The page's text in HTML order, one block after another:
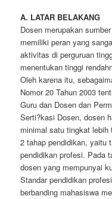
A. LATAR BELAKANG
Dosen merupakan
memiliki peran yang
aktivitas di perguruan
menentukan tinggi
Oleh karena itu,
Nomor 20 Tahun 2003
Guru dan Dosen dan
Serti?kasi Dosen, dosen
minimal satu tingkat lebih
2 tahap pendidikan, yaitu
pendidikan profesi. Pada
dosen yang mempunyai
Standar pendidikan
berbanding mahasiswa